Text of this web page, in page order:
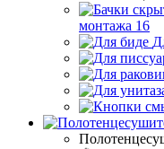
монтажа 16